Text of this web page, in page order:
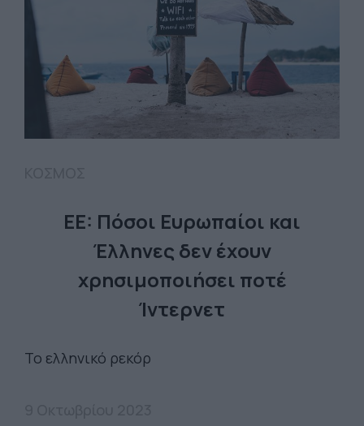
EE: Πόσοι Ευρωπαίοι και
Έλληνες δεν έχουν
χρησιμοποιήσει ποτέ
Ίντερνετ
Το ελληνικό ρεκόρ